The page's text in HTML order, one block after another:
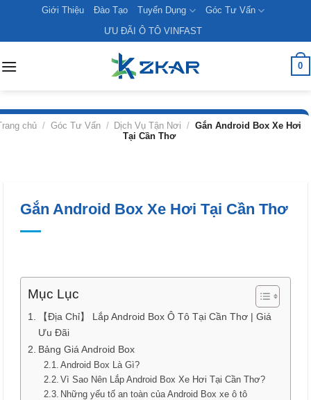
content
Giới Thiệu Đào Tạo Tuyển Dụng
Góc Tư Vấn
ƯU ĐÃI Ô TÔ VINFAST
0
chủ / Góc Tư Vấn / Dịch Vụ Tận Nơi / Gắn Android Box Xe Hơi
Tại Cần Thơ
Gắn Android Box Xe Hơi Tại Cần Thơ
Mục Lục
【Địa Chỉ】 Lắp Android Box Ô Tô Tại Cần Thơ | Giá
Ưu Đãi
Bảng Giá Android Box
Android Box Là Gì?
Vì Sao Nên Lắp Android Box Xe Hơi Tại Cần Thơ?
Những yếu tố an toàn của Android Box xe ô tô